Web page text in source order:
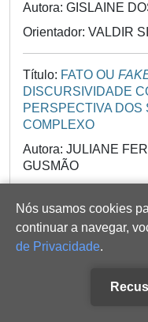
Autora: GISLAINE
Orientador: VALDIR
Título: FATO OU
DISCURSIVIDADE
PERSPECTIVA DOS
COMPLEXO
Autora: JULIANE
GUSMÃO
Título:O MEU NOME
SENSIBILIZAÇÃO
SENTIDOS NA
DE RELATOS
Autora: MAGDA
Nós usamos cookies
continuar a navegar,
de Privacidade.